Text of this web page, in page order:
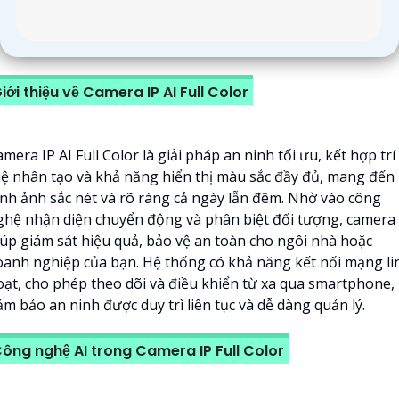
thiệu về Camera IP AI Full Color
IP AI Full Color là giải pháp an ninh tối ưu, kết hợp trí
nhân tạo và khả năng hiển thị màu sắc đầy đủ, mang đến
ảnh sắc nét và rõ ràng cả ngày lẫn đêm. Nhờ vào công
nhận diện chuyển động và phân biệt đối tượng, camera
giám sát hiệu quả, bảo vệ an toàn cho ngôi nhà hoặc
nghiệp của bạn. Hệ thống có khả năng kết nối mạng
cho phép theo dõi và điều khiển từ xa qua smartphone,
bảo an ninh được duy trì liên tục và dễ dàng quản lý.
nghệ AI trong Camera IP Full Color